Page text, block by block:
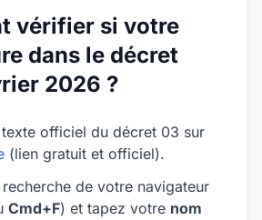
vérifier si votre
dans le décret
2026 ?
officiel du décret 03 sur
(lien gratuit et officiel).
de votre navigateur
Cmd+F) et tapez votre nom